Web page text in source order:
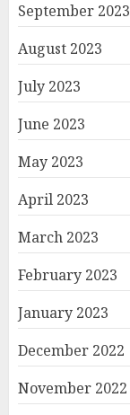
September 2023
August 2023
July 2023
June 2023
May 2023
April 2023
March 2023
February 2023
January 2023
December 2022
November 2022